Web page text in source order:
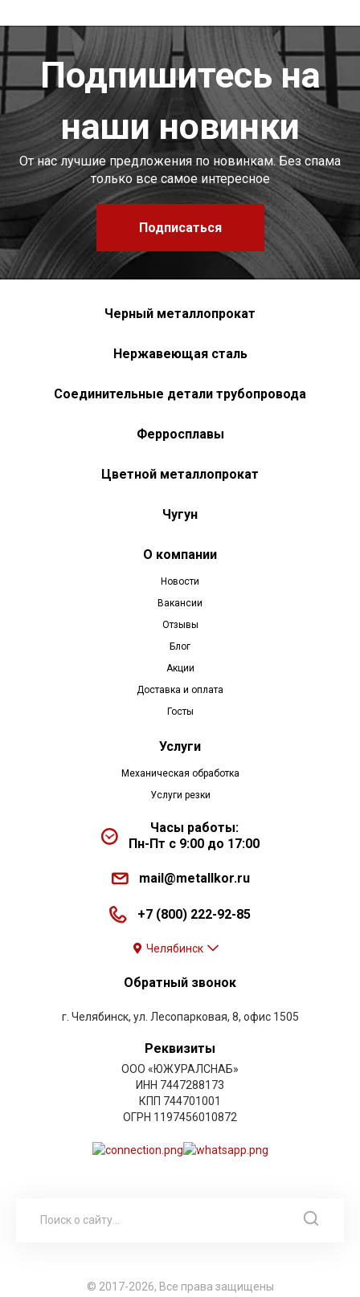
Подпишитесь на
наши новинки
От нас лучшие предложения по новинкам. Без спама
только все самое интересное
Подписаться
Черный металлопрокат
Нержавеющая сталь
Соединительные детали трубопровода
Ферросплавы
Цветной металлопрокат
Чугун
О компании
Новости
Вакансии
Отзывы
Блог
Акции
Доставка и оплата
Госты
Услуги
Механическая обработка
Услуги резки
Часы работы:
Пн-Пт с 9:00 до 17:00
mail@metallkor.ru
+7 (800) 222-92-85
Челябинск
Обратный звонок
г. Челябинск, ул. Лесопарковая, 8, офис 1505
Реквизиты
ООО «ЮЖУРАЛСНАБ»
ИНН 7447288173
КПП 744701001
ОГРН 1197456010872
© 2017-2026, Все права защищены